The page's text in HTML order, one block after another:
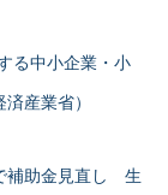
る中小企業・小
産業省）
補助金見直し 生